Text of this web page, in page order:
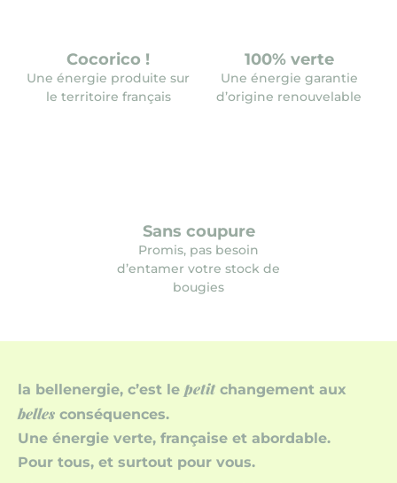
Cocorico !
Une énergie produite sur
le territoire français
100% verte
Une énergie garantie
d’origine renouvelable
Sans coupure
Promis, pas besoin
d’entamer votre stock de
bougies
la bellenergie, c’est le petit changement aux
belles conséquences.
Une énergie verte, française et abordable.
Pour tous, et surtout pour vous.